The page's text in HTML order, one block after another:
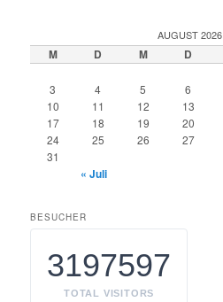
AUGUST 2026
M D M D
3
4 5 6
10
11 12 13
17
18 19 20
24
25 26 27
31
« Juli
BESUCHER
3197597
TOTAL VISITORS